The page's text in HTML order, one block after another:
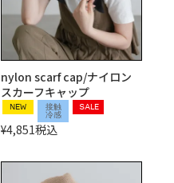
nylon scarf cap/ナイロン
スカーフキャップ
NEW 接触
冷感
SALE
¥4,851税込